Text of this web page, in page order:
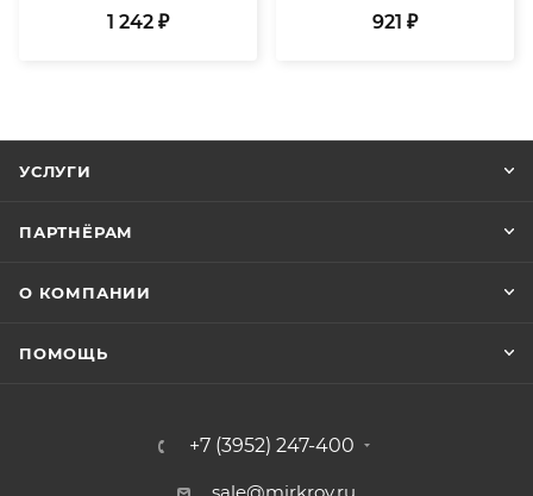
1 242 ₽ 921 ₽
УСЛУГИ
ПАРТНЁРАМ
О КОМПАНИИ
ПОМОЩЬ
+7 (3952) 247-400